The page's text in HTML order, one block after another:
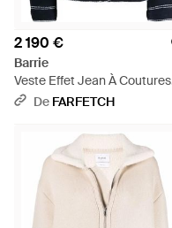
2 190 €
Barrie
Veste Effet Jean À Coutures
Contrastantes - Noir
De FARFETCH